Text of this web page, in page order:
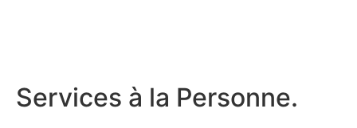
Services à la Personne.